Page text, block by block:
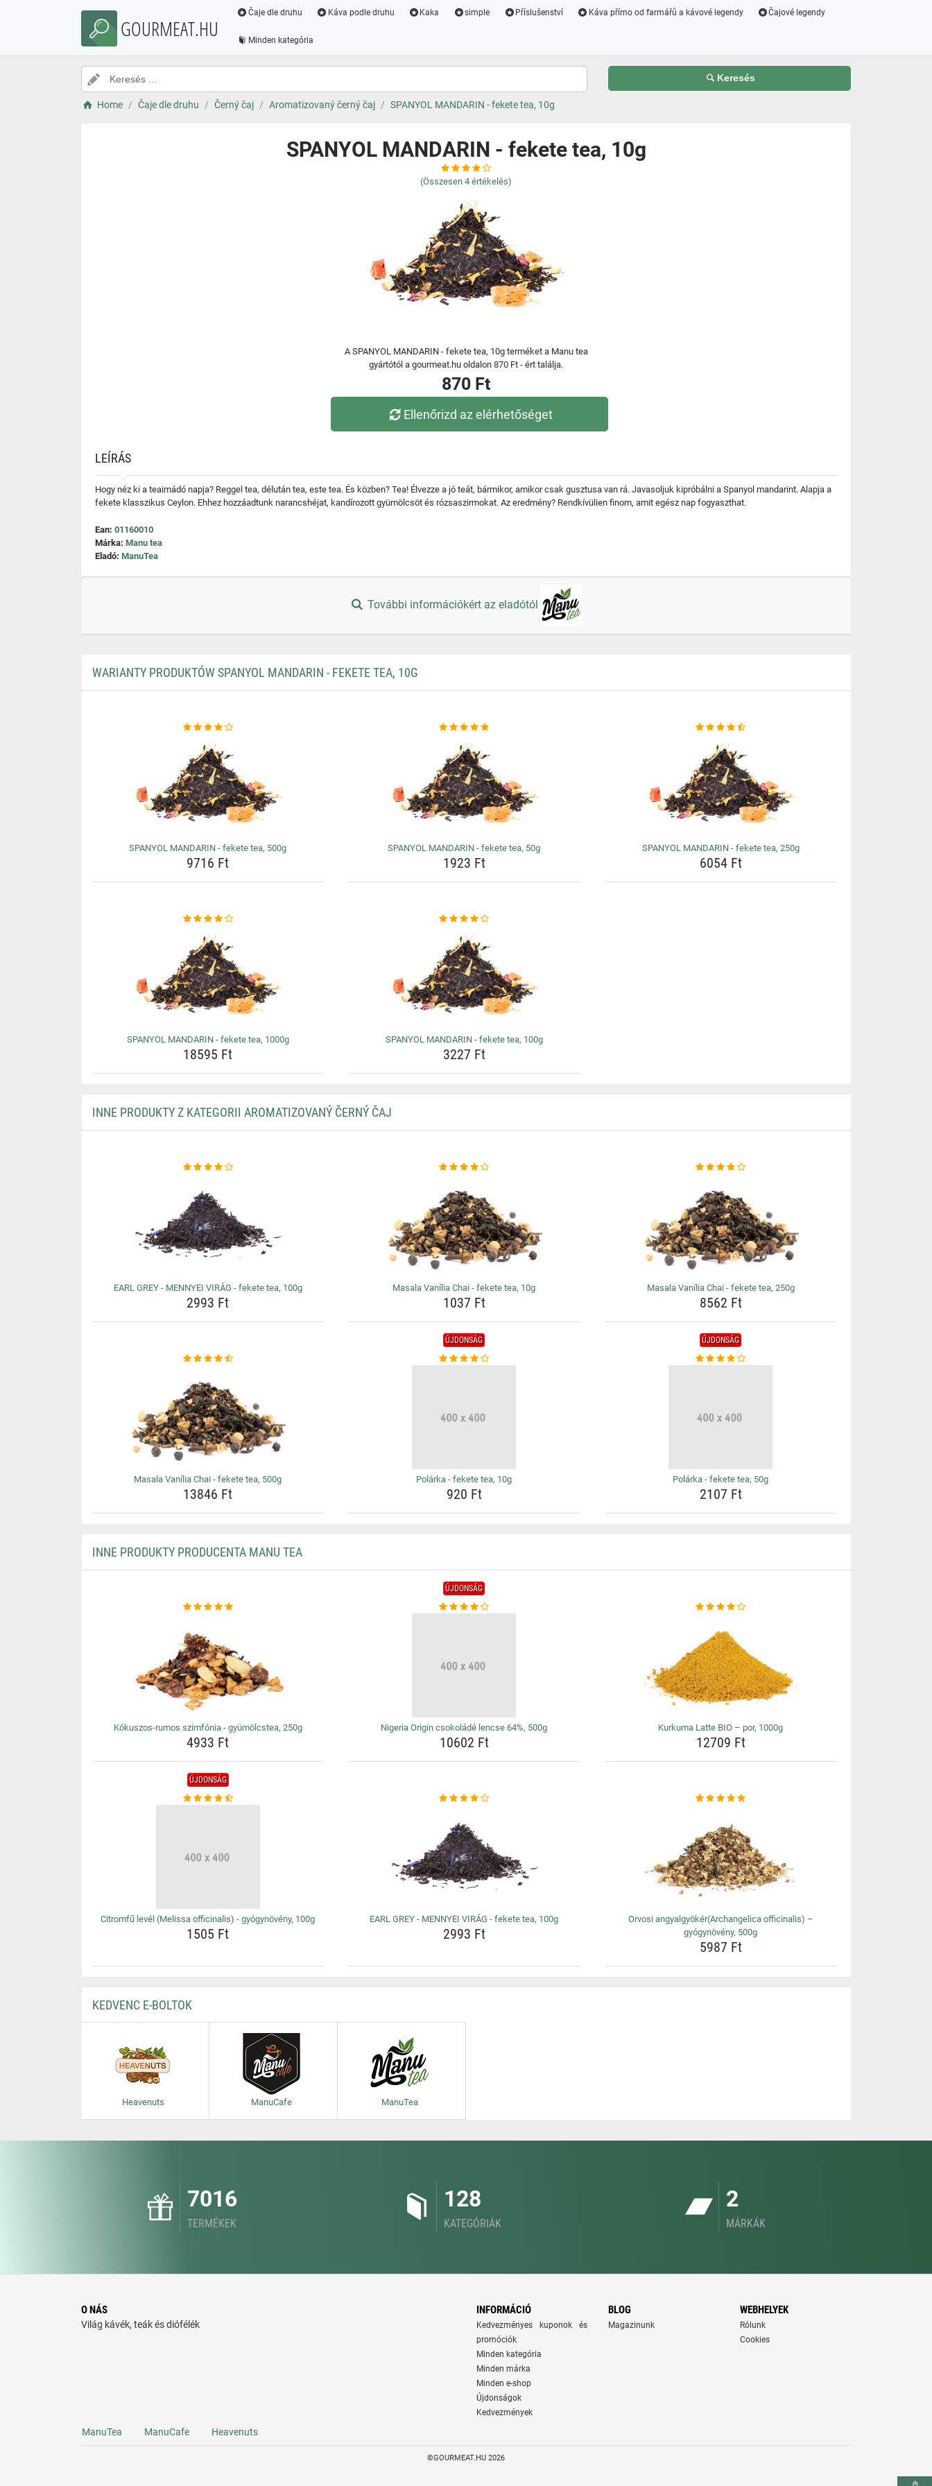
GOURMEAT.HU
Čaje dle druhu Káva podle druhu Kaka simple Příslušenství Káva přímo od farmářů a kávové legendy Čajové legendy
Minden kategória
Keresés
Home Čaje dle druhu Černý čaj Aromatizovaný černý čaj SPANYOL MANDARIN - fekete tea, 10g
SPANYOL MANDARIN - fekete tea, 10g
(Összesen 4 értékelés)
A SPANYOL MANDARIN - fekete tea, 10g terméket a Manu tea
gyártótól a gourmeat.hu oldalon 870 Ft - ért találja.
870 Ft
Ellenőrizd az elérhetőséget
LEÍRÁS
Hogy néz ki a teaimádó napja? Reggel tea, délután tea, este tea. És közben? Tea! Élvezze a jó teát, bármikor, amikor csak gusztusa van rá. Javasoljuk kipróbálni a Spanyol mandarint. Alapja a
fekete klasszikus Ceylon. Ehhez hozzáadtunk narancshéjat, kandírozott gyümölcsöt és rózsaszirmokat. Az eredmény? Rendkívülien finom, amit egész nap fogyaszthat.
Ean: 01160010
Márka: Manu tea
Eladó: ManuTea
További információkért az eladótól
WARIANTY PRODUKTÓW SPANYOL MANDARIN - FEKETE TEA, 10G
SPANYOL MANDARIN - fekete tea, 500g
9716 Ft
SPANYOL MANDARIN - fekete tea, 50g
1923 Ft
SPANYOL MANDARIN - fekete tea, 250g
6054 Ft
SPANYOL MANDARIN - fekete tea, 1000g
18595 Ft
SPANYOL MANDARIN - fekete tea, 100g
3227 Ft
INNE PRODUKTY Z KATEGORII AROMATIZOVANÝ ČERNÝ ČAJ
EARL GREY - MENNYEI VIRÁG - fekete tea, 100g
2993 Ft
Masala Vanília Chai - fekete tea, 10g
1037 Ft
Masala Vanília Chai - fekete tea, 250g
8562 Ft
Masala Vanília Chai - fekete tea, 500g
13846 Ft
ÚJDONSÁG
Polárka - fekete tea, 10g
920 Ft
ÚJDONSÁG
Polárka - fekete tea, 50g
2107 Ft
INNE PRODUKTY PRODUCENTA MANU TEA
Kókuszos-rumos szimfónia - gyümölcstea, 250g
4933 Ft
ÚJDONSÁG
Nigeria Origin csokoládé lencse 64%, 500g
10602 Ft
Kurkuma Latte BIO – por, 1000g
12709 Ft
ÚJDONSÁG
Citromfű levél (Melissa officinalis) - gyógynövény, 100g
1505 Ft
EARL GREY - MENNYEI VIRÁG - fekete tea, 100g
2993 Ft
Orvosi angyalgyökér(Archangelica officinalis) –
gyógynövény, 500g
5987 Ft
KEDVENC E-BOLTOK
Heavenuts ManuCafe ManuTea
7016
TERMÉKEK
128
KATEGÓRIÁK
2
MÁRKÁK
O NÁS
Világ kávék, teák és diófélék
INFORMÁCIÓ
Kedvezményes kuponok és
promóciók
Minden kategória
Minden márka
Minden e-shop
Újdonságok
Kedvezmények
BLOG
Magazinunk
WEBHELYEK
Rólunk
Cookies
ManuTea ManuCafe Heavenuts
©GOURMEAT.HU 2026